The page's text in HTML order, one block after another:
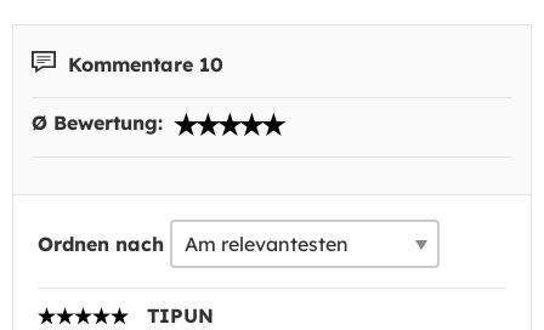
Kommentare 10
Ø Bewertung:
Ordnen nach
TIPUN